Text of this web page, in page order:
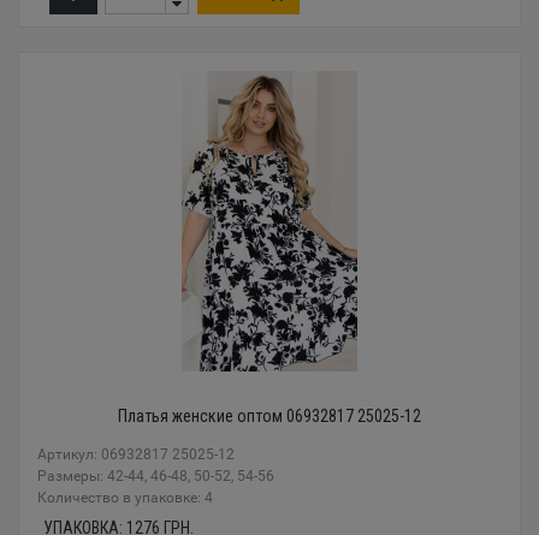
Платья женские оптом 06932817 25025-12
Артикул: 06932817 25025-12
Размеры: 42-44, 46-48, 50-52, 54-56
Количество в упаковке: 4
УПАКОВКА: 1276 ГРН.